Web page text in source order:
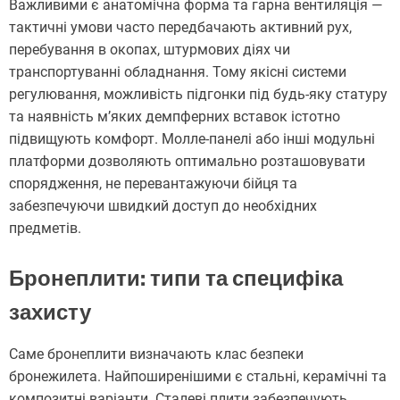
Важливими є анатомічна форма та гарна вентиляція —
тактичні умови часто передбачають активний рух,
перебування в окопах, штурмових діях чи
транспортуванні обладнання. Тому якісні системи
регулювання, можливість підгонки під будь-яку статуру
та наявність м’яких демпферних вставок істотно
підвищують комфорт. Молле-панелі або інші модульні
платформи дозволяють оптимально розташовувати
спорядження, не перевантажуючи бійця та
забезпечуючи швидкий доступ до необхідних
предметів.
Бронеплити: типи та специфіка
захисту
Саме бронеплити визначають клас безпеки
бронежилета. Найпоширенішими є стальні, керамічні та